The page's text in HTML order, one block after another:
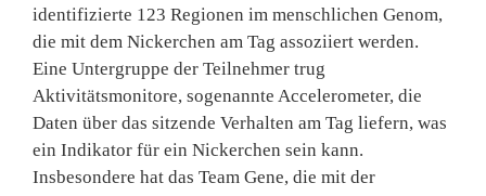
identifizierte 123 Regionen im menschlichen Genom,
die mit dem Nickerchen am Tag assoziiert werden.
Eine Untergruppe der Teilnehmer trug
Aktivitätsmonitore, sogenannte Accelerometer, die
Daten über das sitzende Verhalten am Tag liefern, was
ein Indikator für ein Nickerchen sein kann.
Insbesondere hat das Team Gene, die mit der